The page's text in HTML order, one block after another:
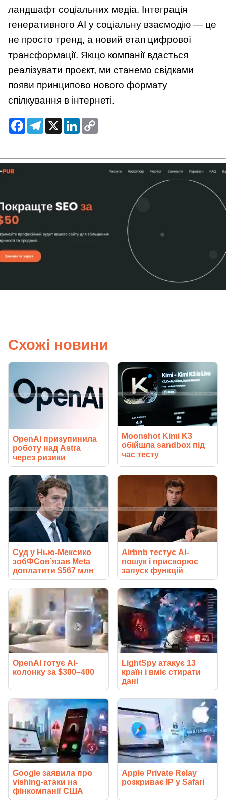
ландшафт соціальних медіа. Інтеграція
генеративного AI у соціальну взаємодію — це
не просто тренд, а новий етап цифрової
трансформації. Якщо компанії вдасться
реалізувати проєкт, ми станемо свідками
появи принципово нового формату
спілкування в інтернеті.
FacebookTelegram
X LinkedIn
Схожі новини
OpenAI призупинила
роботу над Astra
через ризики
Moonshot Kimi K3
обійшла sandbox під
час тесту
Суд у Нью-Мексико
зобФСов’язав Meta
доплатити $567 млн
Airbnb тестує AI-
пошук і прискорює
запуск функцій
OpenAI готує AI-
колонку за $300–400
LightSpy атакує 13
країн і вміє стирати
дані
Google заявила про
vishing-атаки на
фінкомпанії США
Apple Private Relay
розкриває IP у Safari